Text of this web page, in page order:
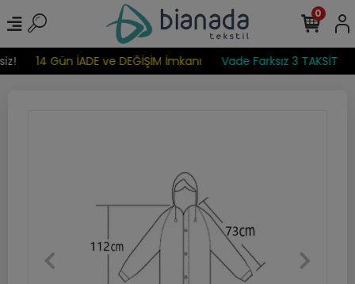
14 Gün İADE ve DEĞİŞİM İmkanı Vade Farksız 3 TAKSİT
0